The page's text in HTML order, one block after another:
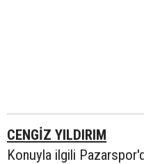
CENGİZ YILDIRIM
Konuyla ilgili